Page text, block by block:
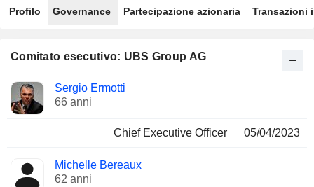
Profilo Governance Partecipazione azionaria Transazioni
Comitato esecutivo: UBS Group AG
Manager
Posizioni
ricoperte
Sergio Ermotti
66 anni
Chief Executive Officer 05/04/2023
Michelle Bereaux
62 anni